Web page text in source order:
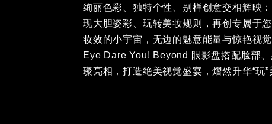
绚丽色彩、独特个性、别样创意交相辉映
现大胆姿彩、玩转美妆规则，再创专属于
妆效的小宇宙，无边的魅意能量与惊艳视觉
Eye Dare You! Beyond 眼影盘搭配脸部、
亮相，打造绝美视觉盛宴，熠然升华“玩”